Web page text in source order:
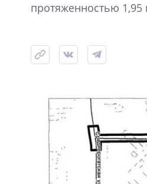
протяженностью